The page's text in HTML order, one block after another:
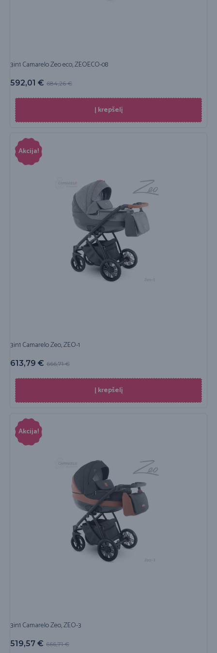
3in1 Camarelo Zeo eco, ZEOECO-08
684,26€
592,01 €
Į krepšelį
Akcija!
3in1 Camarelo Zeo, ZEO-1
666,71€
613,79 €
Į krepšelį
Akcija!
3in1 Camarelo Zeo, ZEO-3
666,71€
519,57 €